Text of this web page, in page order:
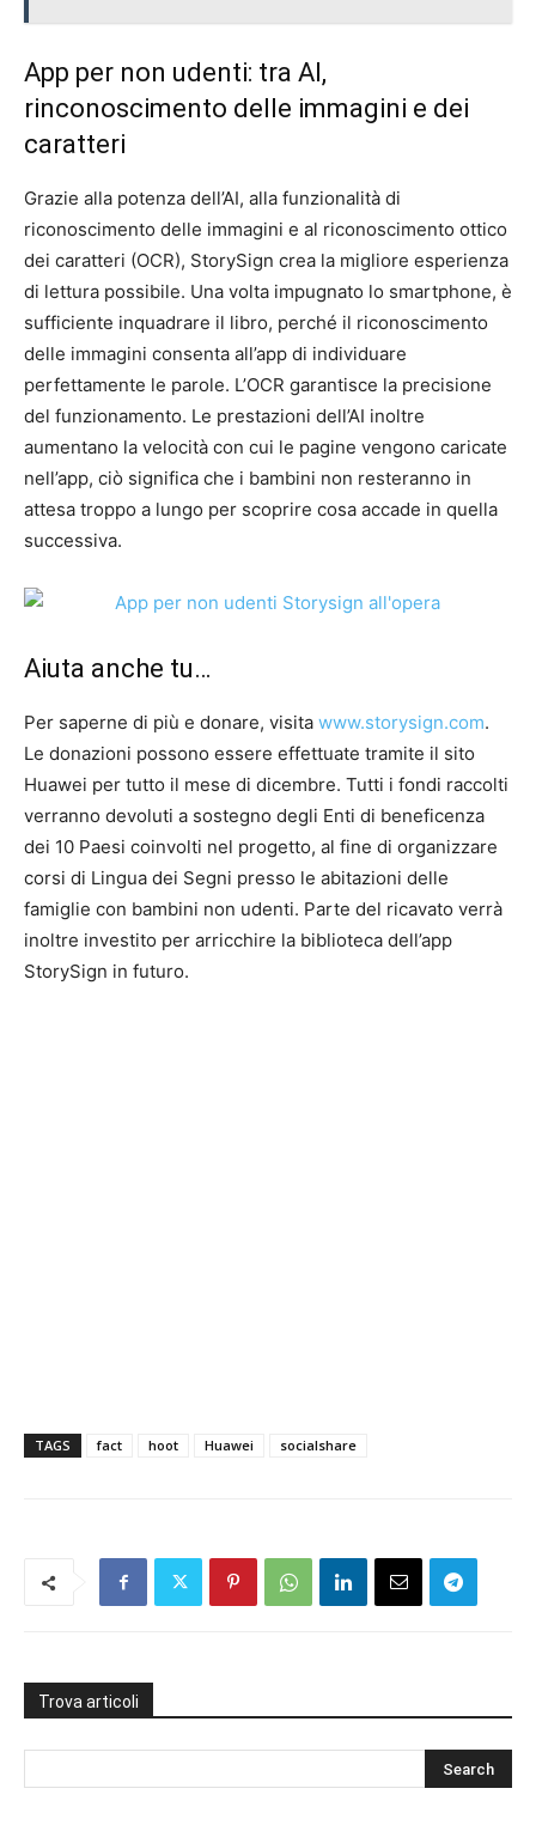
App per non udenti: tra AI,
rinconoscimento delle immagini e dei
caratteri
Grazie alla potenza dell’AI, alla funzionalità di
riconoscimento delle immagini e al riconoscimento ottico
dei caratteri (OCR), StorySign crea la migliore esperienza
di lettura possibile. Una volta impugnato lo smartphone, è
sufficiente inquadrare il libro, perché il riconoscimento
delle immagini consenta all’app di individuare
perfettamente le parole. L’OCR garantisce la precisione
del funzionamento. Le prestazioni dell’AI inoltre
aumentano la velocità con cui le pagine vengono caricate
nell’app, ciò significa che i bambini non resteranno in
attesa troppo a lungo per scoprire cosa accade in quella
successiva.
Aiuta anche tu…
Per saperne di più e donare, visita www.storysign.com.
Le donazioni possono essere effettuate tramite il sito
Huawei per tutto il mese di dicembre. Tutti i fondi raccolti
verranno devoluti a sostegno degli Enti di beneficenza
dei 10 Paesi coinvolti nel progetto, al fine di organizzare
corsi di Lingua dei Segni presso le abitazioni delle
famiglie con bambini non udenti. Parte del ricavato verrà
inoltre investito per arricchire la biblioteca dell’app
StorySign in futuro.
TAGS fact hoot Huawei socialshare
Trova articoli